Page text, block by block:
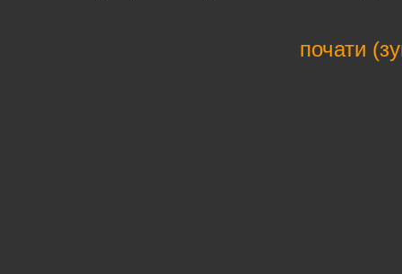
почати